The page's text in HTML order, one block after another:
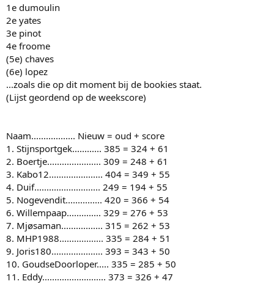
1e dumoulin
2e yates
3e pinot
4e froome
(5e) chaves
(6e) lopez
...zoals die op dit moment bij de bookies staat.
(Lijst geordend op de weekscore)
Naam.................. Nieuw = oud + score
1. Stijnsportgek............ 385 = 324 + 61
2. Boertje...................... 309 = 248 + 61
3. Kabo12...................... 404 = 349 + 55
4. Duif........................... 249 = 194 + 55
5. Nogevendit............... 420 = 366 + 54
6. Willempaap.............. 329 = 276 + 53
7. Mjøsaman................. 315 = 262 + 53
8. MHP1988.................. 335 = 284 + 51
9. Joris180..................... 393 = 343 + 50
10. GoudseDoorloper..... 335 = 285 + 50
11. Eddy.......................... 373 = 326 + 47